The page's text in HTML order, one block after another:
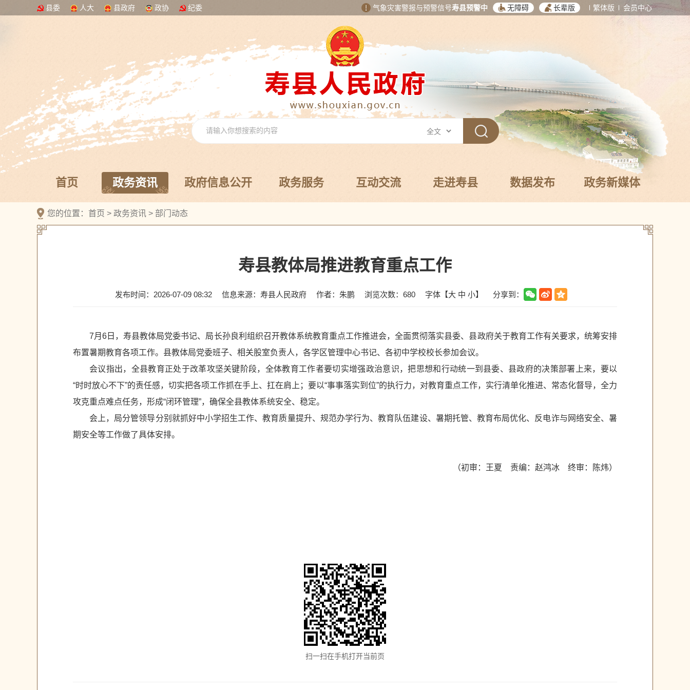
县委 人大 县政府 政协 纪委 气象灾害警报与预警信号寿县预警中 无障碍 长辈版 繁体版 会员中心
首页 政务资讯 政府信息公开 政务服务 互动交流 走进寿县 数据发布 政务新媒体
您的位置： 首页 > 政务资讯 > 部门动态
寿县教体局推进教育重点工作
发布时间：2026-07-09 08:32 信息来源：寿县人民政府 作者：朱鹏 浏览次数： 680 字体【大 中 小】 分享到：
7月6日，寿县教体局党委书记、局长孙良利组织召开教体系统教育重点工作推进会，全面贯彻落实县委、县政府关于教育工作有关要求，统筹安排
布置暑期教育各项工作。县教体局党委班子、相关股室负责人，各学区管理中心书记、各初中学校校长参加会议。
会议指出，全县教育正处于改革攻坚关键阶段，全体教育工作者要切实增强政治意识，把思想和行动统一到县委、县政府的决策部署上来，要以
“时时放心不下”的责任感，切实把各项工作抓在手上、扛在肩上；要以“事事落实到位”的执行力，对教育重点工作，实行清单化推进、常态化督导，全力
攻克重点难点任务，形成“闭环管理”，确保全县教体系统安全、稳定。
会上，局分管领导分别就抓好中小学招生工作、教育质量提升、规范办学行为、教育队伍建设、暑期托管、教育布局优化、反电诈与网络安全、暑
期安全等工作做了具体安排。
（初审：王夏 责编：赵鸿冰 终审：陈炜）
扫一扫在手机打开当前页